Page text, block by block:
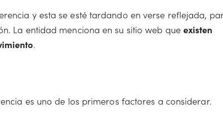
y esta se esté tardando en verse reflejada,
La entidad menciona en su sitio web que existen
.
es uno de los primeros factores a considerar.